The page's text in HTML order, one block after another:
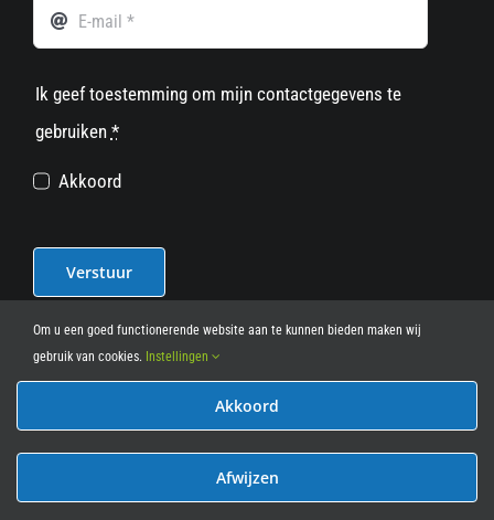
Ik geef toestemming om mijn contactgegevens te
gebruiken *
Akkoord
Verstuur
© 2012 - 2026• Leasy Bike • All Rights Reserved • powered
Om u een goed functionerende website aan te kunnen bieden maken wij
gebruik van cookies. Instellingen
Akkoord
Afwijzen